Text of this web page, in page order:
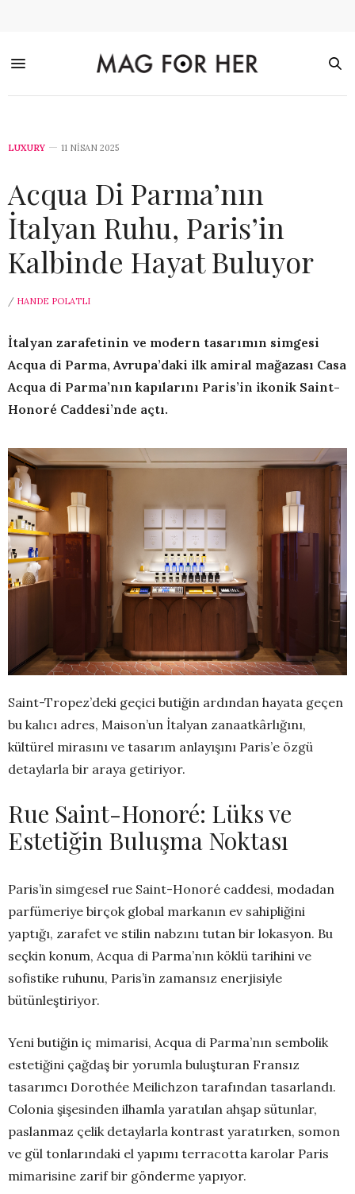
LUXURY 11 NISAN 2025
Acqua Di Parma’nın
İtalyan Ruhu, Paris’in
Kalbinde Hayat Buluyor
/ HANDE POLATLI
İtalyan zarafetinin ve modern tasarımın simgesi
Acqua di Parma, Avrupa’daki ilk amiral mağazası Casa
Acqua di Parma’nın kapılarını Paris’in ikonik Saint-
Honoré Caddesi’nde açtı.
Saint-Tropez’deki geçici butiğin ardından hayata geçen
bu kalıcı adres, Maison’un İtalyan zanaatkârlığını,
kültürel mirasını ve tasarım anlayışını Paris’e özgü
detaylarla bir araya getiriyor.
Rue Saint-Honoré: Lüks ve
Estetiğin Buluşma Noktası
Paris’in simgesel rue Saint-Honoré caddesi, modadan
parfümeriye birçok global markanın ev sahipliğini
yaptığı, zarafet ve stilin nabzını tutan bir lokasyon. Bu
seçkin konum, Acqua di Parma’nın köklü tarihini ve
sofistike ruhunu, Paris’in zamansız enerjisiyle
bütünleştiriyor.
Yeni butiğin iç mimarisi, Acqua di Parma’nın sembolik
estetiğini çağdaş bir yorumla buluşturan Fransız
tasarımcı Dorothée Meilichzon tarafından tasarlandı.
Colonia şişesinden ilhamla yaratılan ahşap sütunlar,
paslanmaz çelik detaylarla kontrast yaratırken, somon
ve gül tonlarındaki el yapımı terracotta karolar Paris
mimarisine zarif bir gönderme yapıyor.